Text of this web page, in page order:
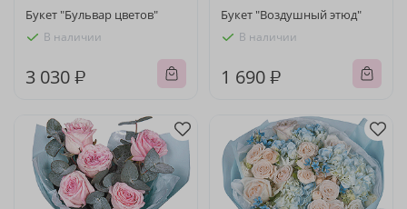
Букет "Бульвар цветов"
В наличии
3 030 ₽
Букет "Воздушный этюд"
В наличии
1 690 ₽